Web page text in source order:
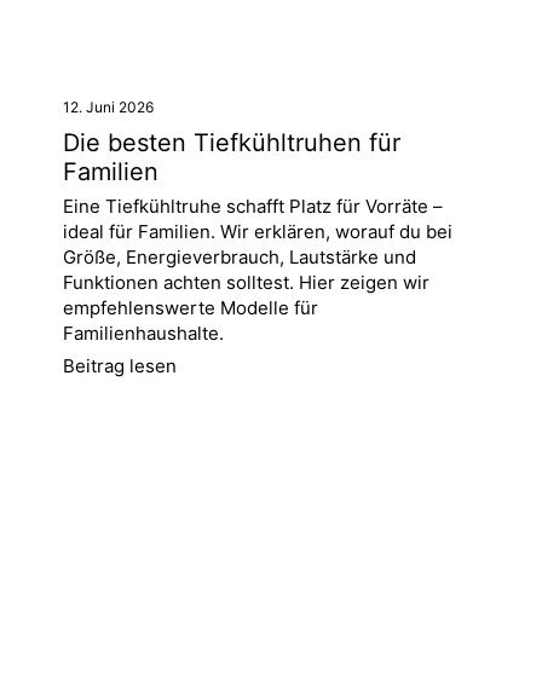
12. Juni 2026
Die besten Tiefkühltruhen für
Familien
Eine Tiefkühltruhe schafft Platz für Vorräte –
ideal für Familien. Wir erklären, worauf du bei
Größe, Energieverbrauch, Lautstärke und
Funktionen achten solltest. Hier zeigen wir
empfehlenswerte Modelle für
Familienhaushalte.
Beitrag lesen